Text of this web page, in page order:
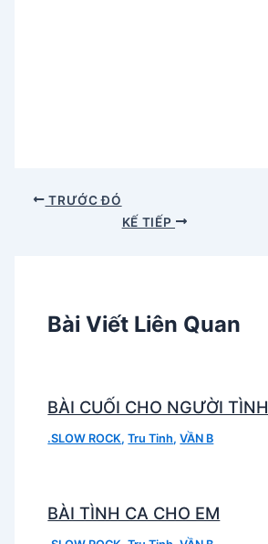
TRƯỚC ĐÓ
KẾ TIẾP
Bài Viết Liên Quan
BÀI CUỐI CHO NGƯỜI TÌNH
.SLOW ROCK,Tru Tinh,VẦN B
BÀI TÌNH CA CHO EM